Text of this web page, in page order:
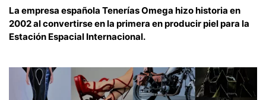
La empresa española Tenerías Omega hizo historia en
2002 al convertirse en la primera en producir piel para la
Estación Espacial Internacional.